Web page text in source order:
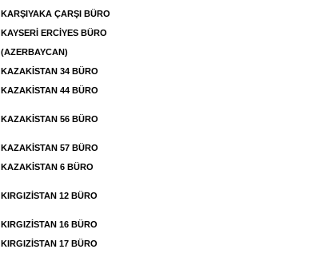
KARŞIYAKA ÇARŞI BÜRO
KAYSERİ ERCİYES BÜRO
(AZERBAYCAN)
KAZAKİSTAN 34 BÜRO
KAZAKİSTAN 44 BÜRO
KAZAKİSTAN 56 BÜRO
KAZAKİSTAN 57 BÜRO
KAZAKİSTAN 6 BÜRO
KIRGIZİSTAN 12 BÜRO
KIRGIZİSTAN 16 BÜRO
KIRGIZİSTAN 17 BÜRO